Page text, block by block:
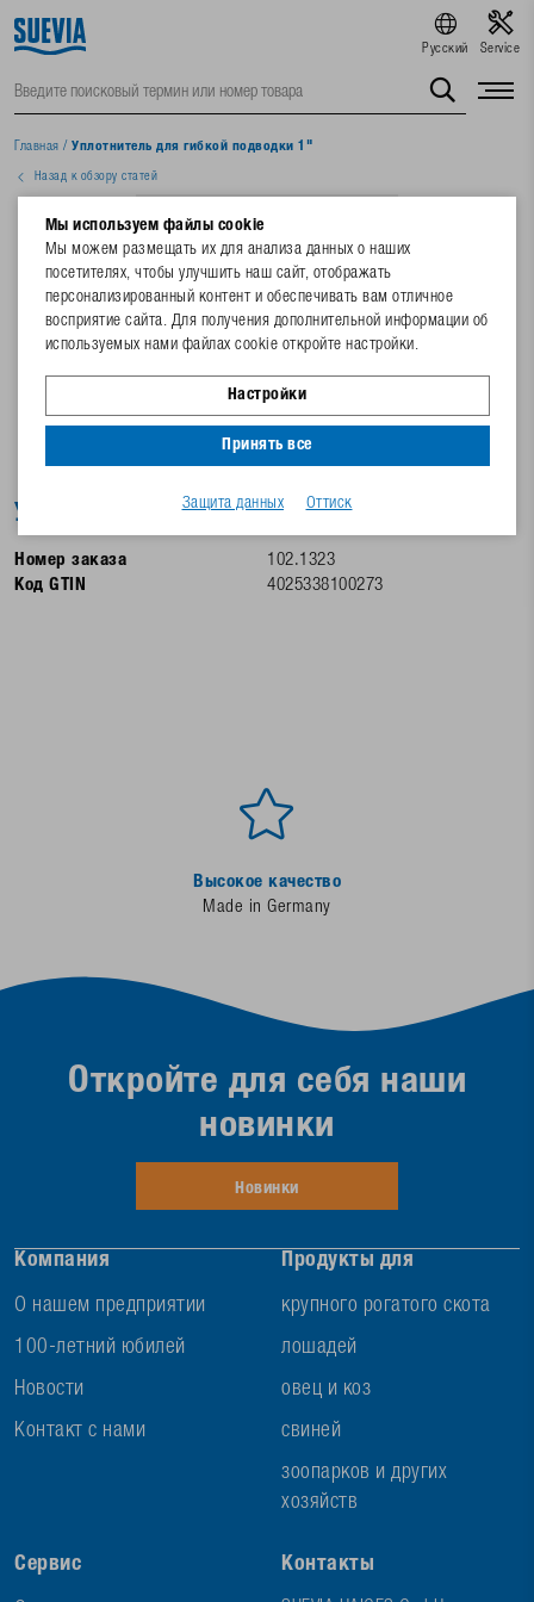
Русский Service
Главная / Уплотнитель для гибкой подводки 1"
Назад к обзору статей
Уплотнитель для гибкой подводки 1"
Номер заказа
102.1323
Код GTIN
4025338100273
Высокое качество
Made in Germany
Компания
О нашем предприятии
100-летний юбилей
Новости
Контакт с нами
Продукты для
крупного рогатого скота
лошадей
овец и коз
свиней
зоопарков и других
хозяйств
Сервис Контакты
Откройте для себя наши
новинки
Новинки
Мы используем файлы cookie
Мы можем размещать их для анализа данных о наших
посетителях, чтобы улучшить наш сайт, отображать
персонализированный контент и обеспечивать вам отличное
восприятие сайта. Для получения дополнительной информации об
используемых нами файлах cookie откройте настройки.
Настройки
Принять все
Защита данных Оттиск